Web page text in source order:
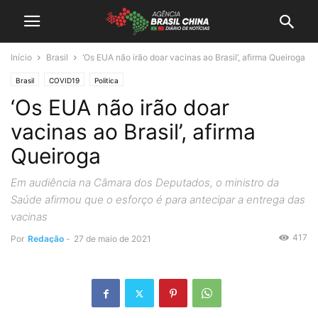
Início Brasil ‘Os EUA não irão doar vacinas ao Brasil’, afirma Queiroga
Brasil COVID19 Politica
‘Os EUA não irão doar
vacinas ao Brasil’, afirma
Queiroga
Em audiência na Câmara dos Deputados, o ministro da
Saúde afirmou que o esforço é para antecipar a entrega das
vacinas
Por Redação - 27 de maio de 2021 417